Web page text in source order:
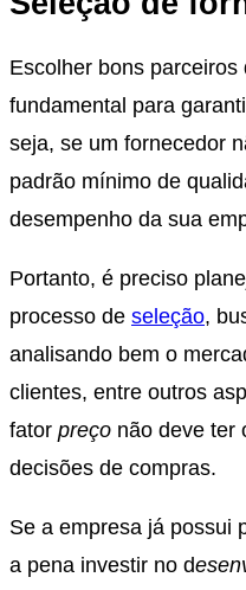
Escolher bons
fundamental para
seja, se um fornecedor
padrão mínimo de
desempenho da sua
Portanto, é preciso
processo de seleção,
analisando bem o
clientes, entre outros
fator preço não deve ter
decisões de compras.
Se a empresa já possui
a pena investir no d